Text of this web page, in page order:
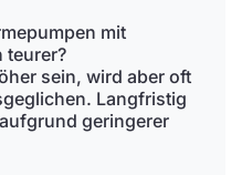
mit
teurer?
sein, wird aber oft
Langfristig
geringerer